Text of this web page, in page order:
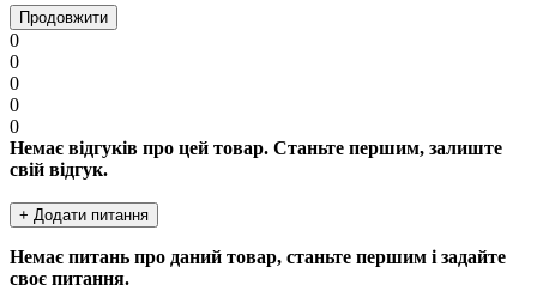
Продовжити
0
0
0
0
0
Немає відгуків про цей товар. Станьте першим, залиште
свій відгук.
+ Додати питання
Немає питань про даний товар, станьте першим і задайте
своє питання.